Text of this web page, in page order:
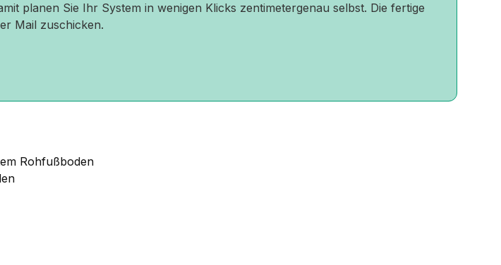
planen Sie Ihr System in wenigen Klicks zentimetergenau selbst. Die fertige
Mail zuschicken.
Rohfußboden